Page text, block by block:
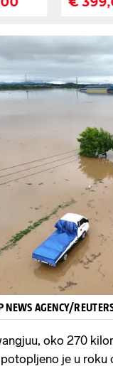
AGENCY/
oko 270
je u